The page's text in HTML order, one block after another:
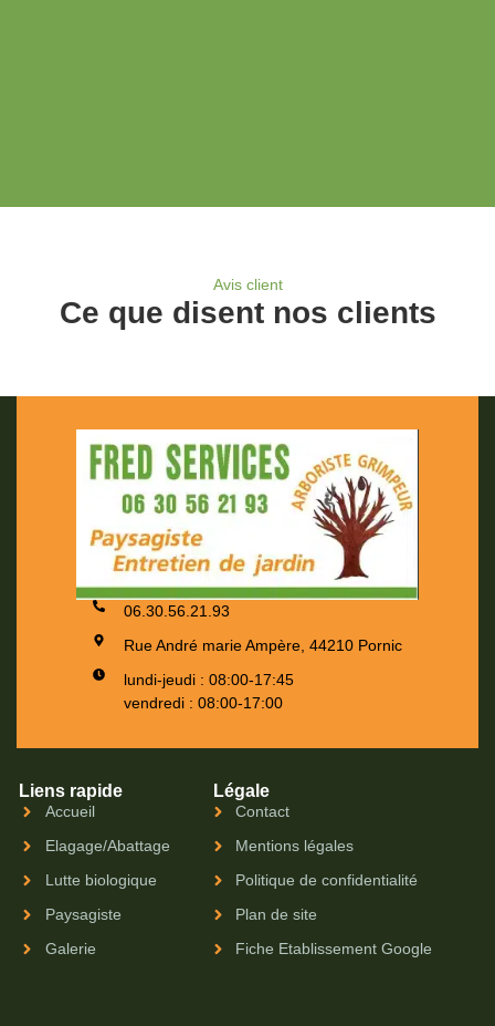
Avis client
Ce que disent nos clients
06.30.56.21.93
Rue André marie Ampère, 44210 Pornic
lundi-jeudi : 08:00-17:45
vendredi : 08:00-17:00
Liens rapide
Accueil
Elagage/Abattage
Lutte biologique
Paysagiste
Galerie
Légale
Contact
Mentions légales
Politique de confidentialité
Plan de site
Fiche Etablissement Google